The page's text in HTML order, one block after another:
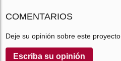
COMENTARIOS
Deje su opinión sobre este proyecto
Escriba su opinión